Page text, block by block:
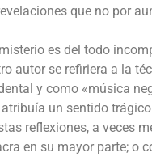
que no por
es del todo
autor se refiriera a la
y como «música
un sentido
reflexiones, a veces
en su mayor parte; o